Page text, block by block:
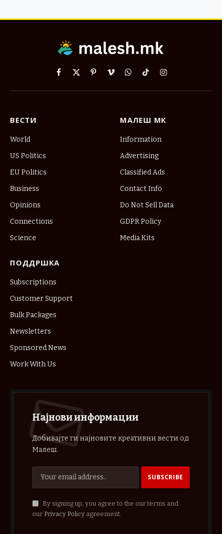
Facebook
X
PinterestVimeoWhatsApp
TikTokInstagram
ВЕСТИ
World
US Politics
EU Politics
Business
Opinions
Connections
Science
МАЛЕШ МК
Information
Advertising
Classified Ads
Contact Info
Do Not Sell Data
GDPR Policy
Media Kits
ПОДДРШКА
Subscriptions
Customer Support
Bulk Packages
Newsletters
Sponsored News
Work With Us
Најнови информации
Добивајте ги најновите креативни вести од
Малеш.
By signing up, you agree to the our terms and
our Privacy Policyagreement.